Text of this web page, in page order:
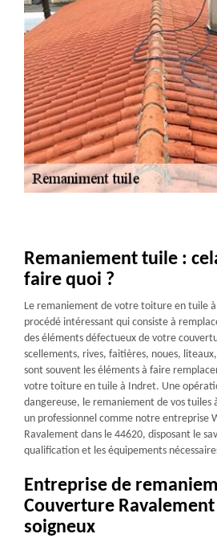
Remaniement tuile :
faire quoi ?
Le remaniement de votre toiture en tuile
procédé intéressant qui consiste à
des éléments défectueux de votre
scellements, rives, faitières, noues,
sont souvent les éléments à faire
votre toiture en tuile à Indret. Une
dangereuse, le remaniement de vos
un professionnel comme notre entreprise
Ravalement dans le 44620, disposant le
qualification et les équipements
Entreprise de
Couverture
soigneux